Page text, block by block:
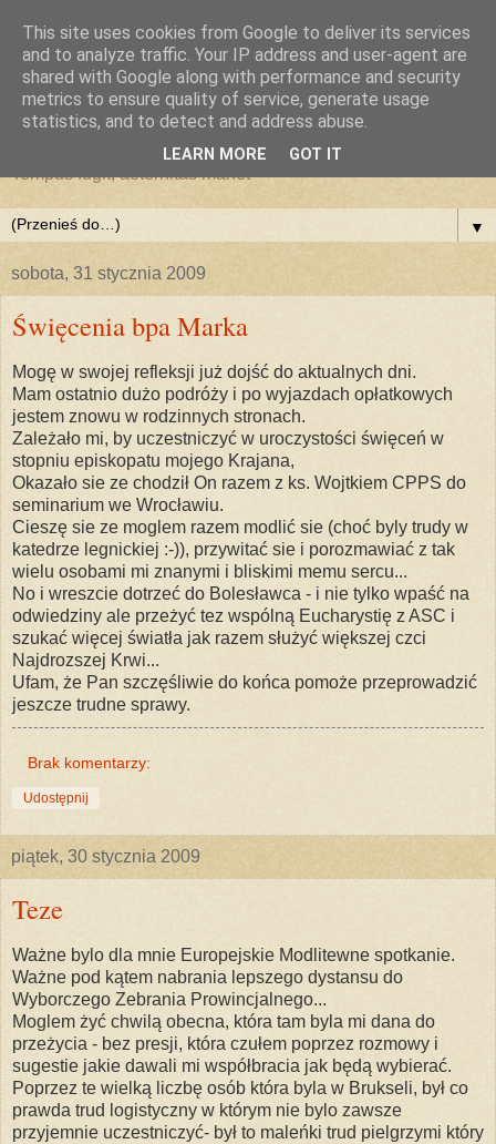
Tempus fugit, aeternitas manet
▼
sobota, 31 stycznia 2009
Święcenia bpa Marka
Mogę w swojej refleksji już dojść do aktualnych dni.
Mam ostatnio dużo podróży i po wyjazdach opłatkowych
jestem znowu w rodzinnych stronach.
Zależało mi, by uczestniczyć w uroczystości święceń w
stopniu episkopatu mojego Krajana,
Okazało sie ze chodził On razem z ks. Wojtkiem CPPS do
seminarium we Wrocławiu.
Cieszę sie ze moglem razem modlić sie (choć byly trudy w
katedrze legnickiej :-)), przywitać sie i porozmawiać z tak
wielu osobami mi znanymi i bliskimi memu sercu...
No i wreszcie dotrzeć do Bolesławca - i nie tylko wpaść na
odwiedziny ale przeżyć tez wspólną Eucharystię z ASC i
szukać więcej światła jak razem służyć większej czci
Najdrozszej Krwi...
Ufam, że Pan szczęśliwie do końca pomoże przeprowadzić
jeszcze trudne sprawy.
Brak komentarzy:
Udostępnij
piątek, 30 stycznia 2009
Teze
Ważne bylo dla mnie Europejskie Modlitewne spotkanie.
Ważne pod kątem nabrania lepszego dystansu do
Wyborczego Zebrania Prowincjalnego...
Moglem żyć chwilą obecna, która tam byla mi dana do
przeżycia - bez presji, która czułem poprzez rozmowy i
sugestie jakie dawali mi współbracia jak będą wybierać.
Poprzez te wielką liczbę osób która byla w Brukseli, był co
prawda trud logistyczny w którym nie bylo zawsze
przyjemnie uczestniczyć- był to maleńki trud pielgrzymi który
This site uses cookies from Google to deliver its services
and to analyze traffic. Your IP address and user-agent are
shared with Google along with performance and security
metrics to ensure quality of service, generate usage
statistics, and to detect and address abuse.
LEARN MORE GOT IT